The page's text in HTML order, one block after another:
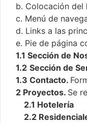
b. Colocación del
c. Menú de
d. Links a las
e. Pie de página
1.1 Sección de
1.2 Sección de
1.3 Contacto.
2 Proyectos. Se
2.1 Hotelería
2.2